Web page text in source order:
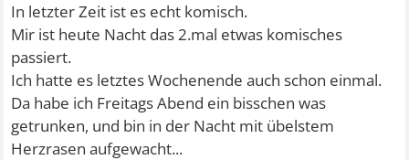
In letzter Zeit ist es echt komisch.
Mir ist heute Nacht das 2.mal etwas komisches
passiert.
Ich hatte es letztes Wochenende auch schon einmal.
Da habe ich Freitags Abend ein bisschen was
getrunken, und bin in der Nacht mit übelstem
Herzrasen aufgewacht...